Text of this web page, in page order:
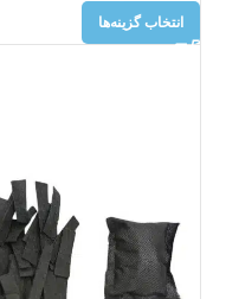
انتخاب گزینه‌ها